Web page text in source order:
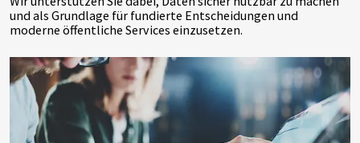
und als Grundlage für fundierte Entscheidungen und
moderne öffentliche Services einzusetzen.